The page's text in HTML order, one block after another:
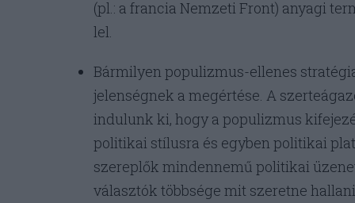
(pl.: a francia Nemzeti Front) anyagi
lel.
Bármilyen populizmus-ellenes
jelenségnek a megértése. A
indulunk ki, hogy a populizmus
politikai stílusra és egyben politikai
szereplők mindennemű politikai
választók többsége mit szeretne